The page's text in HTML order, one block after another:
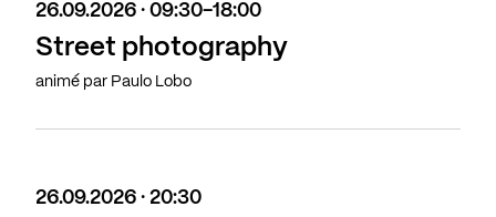
26.09.2026 · 09:30-18:00
Street photography
animé par Paulo Lobo
26.09.2026 · 20:30